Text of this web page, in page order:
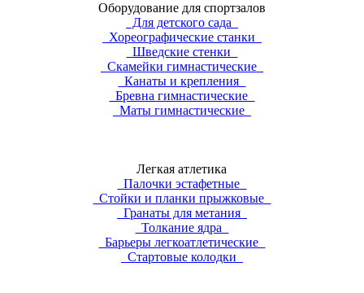
Оборудование для спортзалов
Для детского сада
Хореографические станки
Шведские стенки
Скамейки гимнастические
Канаты и крепления
Бревна гимнастические
Маты гимнастические
Легкая атлетика
Палочки эстафетные
Стойки и планки прыжковые
Гранаты для метания
Толкание ядра
Барьеры легкоатлетические
Стартовые колодки